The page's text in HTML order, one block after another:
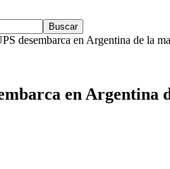
desembarca en Argentina de la
en Argentina